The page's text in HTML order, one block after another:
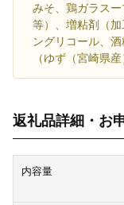
みそ、鶏ガラス
等）、増粘剤（
ングリコール、
（ゆず（宮崎県
返礼品詳細・お
内容量